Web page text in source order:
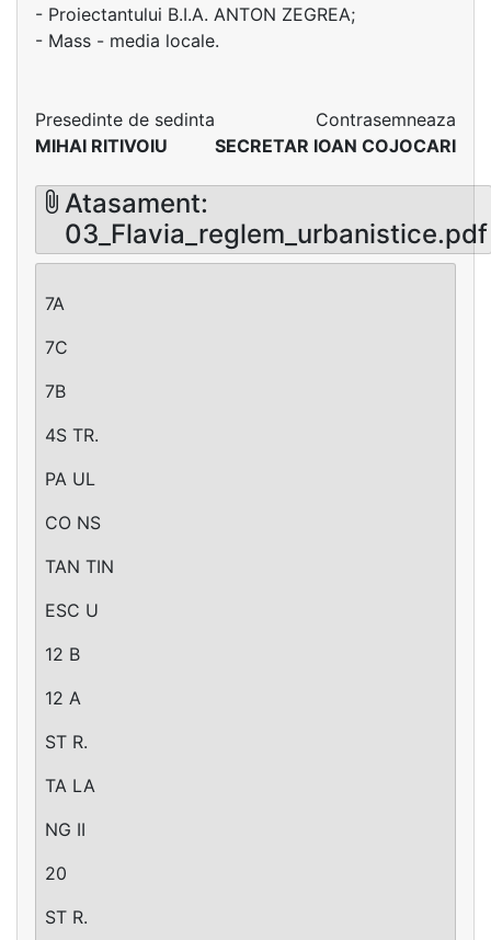
- Proiectantului B.I.A. ANTON ZEGREA;
- Mass - media locale.
Presedinte de sedinta
MIHAI RITIVOIU
Contrasemneaza
SECRETAR IOAN COJOCARI
Atasament:
03_Flavia_reglem_urbanistice.pdf
7A
7C
7B
4S TR.
PA UL
CO NS
TAN TIN
ESC U
12 B
12 A
ST R.
TA LA
NG II
20
ST R.